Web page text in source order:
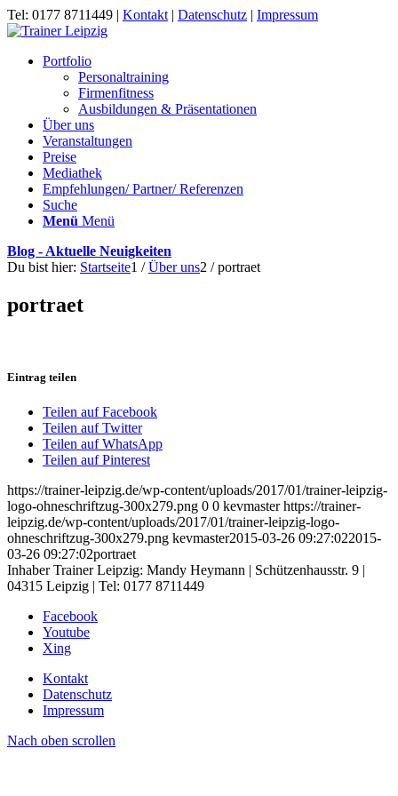
Tel: 0177 8711449 | Kontakt | Datenschutz | Impressum
Portfolio
Personaltraining
Firmenfitness
Ausbildungen & Präsentationen
Über uns
Veranstaltungen
Preise
Mediathek
Empfehlungen/ Partner/ Referenzen
Suche
Menü Menü
Blog - Aktuelle Neuigkeiten
Du bist hier: Startseite1 / Über uns2 / portraet
portraet
Eintrag teilen
Teilen auf Facebook
Teilen auf Twitter
Teilen auf WhatsApp
Teilen auf Pinterest
https://trainer-leipzig.de/wp-content/uploads/2017/01/trainer-leipzig-
logo-ohneschriftzug-300x279.png 0 0 kevmaster https://trainer-
leipzig.de/wp-content/uploads/2017/01/trainer-leipzig-logo-
ohneschriftzug-300x279.png kevmaster2015-03-26 09:27:022015-
03-26 09:27:02portraet
Inhaber Trainer Leipzig: Mandy Heymann | Schützenhausstr. 9 |
04315 Leipzig | Tel: 0177 8711449
Facebook
Youtube
Xing
Kontakt
Datenschutz
Impressum
Nach oben scrollen